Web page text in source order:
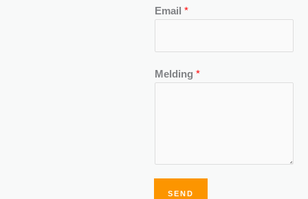
Email *
Melding *
SEND